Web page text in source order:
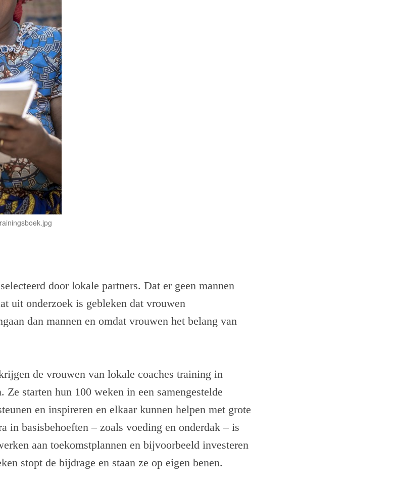
door lokale partners. Dat er geen mannen
uit onderzoek is gebleken dat vrouwen
dan mannen en omdat vrouwen het belang van
de vrouwen van lokale coaches training in
Ze starten hun 100 weken in een samengestelde
en inspireren en elkaar kunnen helpen met grote
in basisbehoeften – zoals voeding en onderdak – is
aan toekomstplannen en bijvoorbeeld investeren
stopt de bijdrage en staan ze op eigen benen.